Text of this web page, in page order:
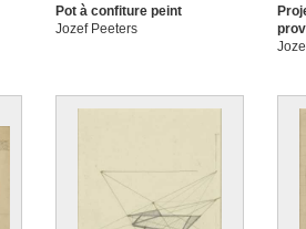
Pot à confiture peint
Jozef Peeters